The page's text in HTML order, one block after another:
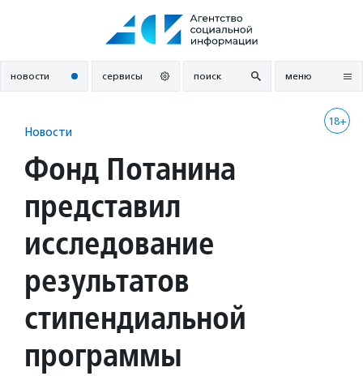
новости сервисы поиск меню
18+
Новости
Фонд Потанина
представил
исследование
результатов
стипендиальной
программы